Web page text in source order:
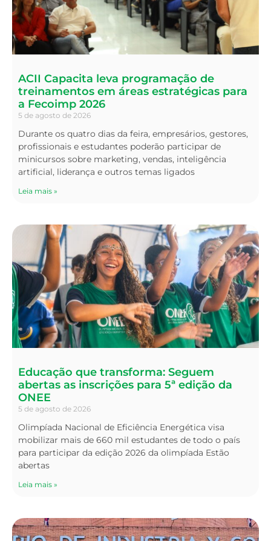
ACII Capacita leva programação de
treinamentos em áreas estratégicas para
a Fecoimp 2026
5 de agosto de 2026
Durante os quatro dias da feira, empresários, gestores,
profissionais e estudantes poderão participar de
minicursos sobre marketing, vendas, inteligência
artificial, liderança e outros temas ligados
Leia mais »
Educação que transforma: Seguem
abertas as inscrições para 5ª edição da
ONEE
5 de agosto de 2026
Olimpíada Nacional de Eficiência Energética visa
mobilizar mais de 660 mil estudantes de todo o país
para participar da edição 2026 da olimpíada Estão
abertas
Leia mais »